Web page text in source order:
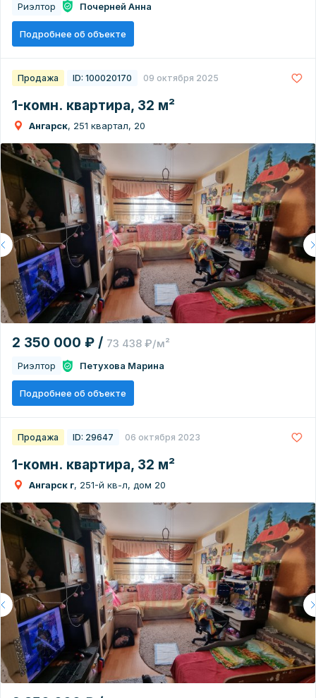
Риэлтор Почерней Анна
Подробнее об объекте
Продажа ID: 100020170 09 октября 2025
1-комн. квартира, 32 м²
Ангарск, 251 квартал, 20
2 350 000 ₽ / 73 438 ₽/м²
Риэлтор Петухова Марина
Подробнее об объекте
Продажа ID: 29647 06 октября 2023
1-комн. квартира, 32 м²
Ангарск г, 251-й кв-л, дом 20